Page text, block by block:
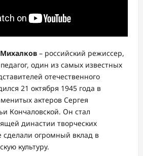
– российский режиссер,
один из самых известных
отечественного
21 октября 1945 года в
актеров Сергея
Кончаловской. Он стал
династии творческих
сделали огромный вклад в
культуру.